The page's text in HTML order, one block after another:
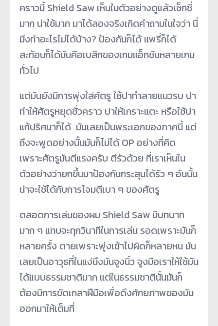
คราวนี้ Shield Saw เห็นในตัวอย่างดูแล้วเซ็กซี่
มาก น่าใช้มาก มาได้ลองจริงเกิดคำถามในใจว่า นี่
มึงทำอะไรไม่ได้บ้าง? ป้องกันก็ได้ แพรี่ก็ได้
สะท้อนก็ได้มันคือเบสิกของเกมแอ็กชันหลายเกม
ทั่วไป
แต่มันยังมีการพุ่งใส่ศัตรู ใช้ปาทำลายแนวรบ ปา
ทำให้ศัตรูหยุดชั่วคราว ปาให้เกราะแตะ หรือใช้ปา
แก้ปริศนาก็ได้ มันเลยเป็นพระเอกของภาคนี้ แต่
ถึงจะพูดอย่างนั้นมันก็ไม่ได้ OP อย่างที่คิด
เพราะศัตรูมันตีแรงครับ ตีรัวด้วย ที่เราเห็นใน
ตัวอย่างว่ายกขึ้นมาป้องกันกระสุนได้รัว ๆ อันนั้น
น่าจะใช้ได้กับการโจมตีเบา ๆ ของศัตรู
ตลอดการเล่นของผม Shield Saw มีบทบาท
มาก ๆ แทบจะทุกวินาทีในการเล่น รอดเพราะมันก็
หลายครั้ง ตายเพราะพุ่งเข้าไปผิดก็หลายหน มัน
เลยเป็นอาวุธที่ในแง่นึงมันจูงนิ้ว จูงมือเราให้ใช้มัน
ได้แบบธรรมชาติมาก แต่ในธรรมชาตินั้นมันก็
ต้องมีการขัดเกลาฝีมือเพื่อดึงศักยภาพของมัน
ออกมาให้เต็มที่